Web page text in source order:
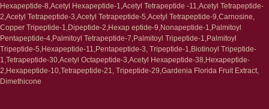
Hexapeptide-8,Acetyl Hexapeptide-1,Acetyl Tetrapeptide -11,Acetyl Tetrapeptide-
2,Acetyl Tetrapeptide-3,Acetyl Tetrapeptide-5,Acetyl Tetrapeptide-9,Carnosine,
Copper Tripeptide-1,Dipeptide-2,Hexap eptide-9,Nonapeptide-1,Palmitoyl
Pentapeptide-4,Palmitoyl Tetrapeptide-7,Palmitoyl Tripeptide-1,Palmitoyl
Tripeptide-5,Hexapeptide-11,Pentapeptide-3, Tripeptide-1,Biotinoyl Tripeptide-
1,Tetrapeptide-30,Acetyl Octapeptide-3,Acetyl Hexapeptide-38,Hexapeptide-
2,Hexapeptide-10,Tetrapeptide-21, Tripeptide-29,Gardenia Florida Fruit Extract,
Dimethicone
Клиентам
Система лояльности
Доставка и самовывоз
Оплата и возврат
Согласие на обработку
персональных данных
Политика